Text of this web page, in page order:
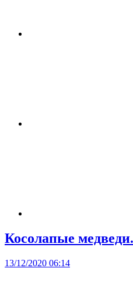
Косолапые
13/12/2020 06:14